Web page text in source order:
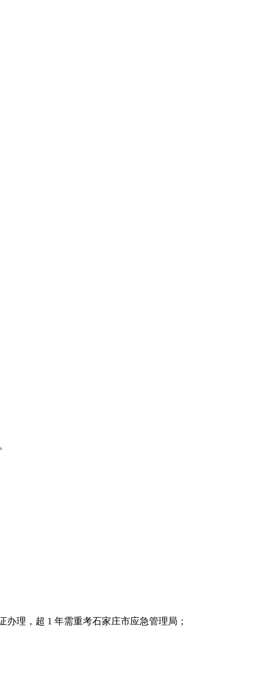
理，超 1 年需重考石家庄市应急管理局；